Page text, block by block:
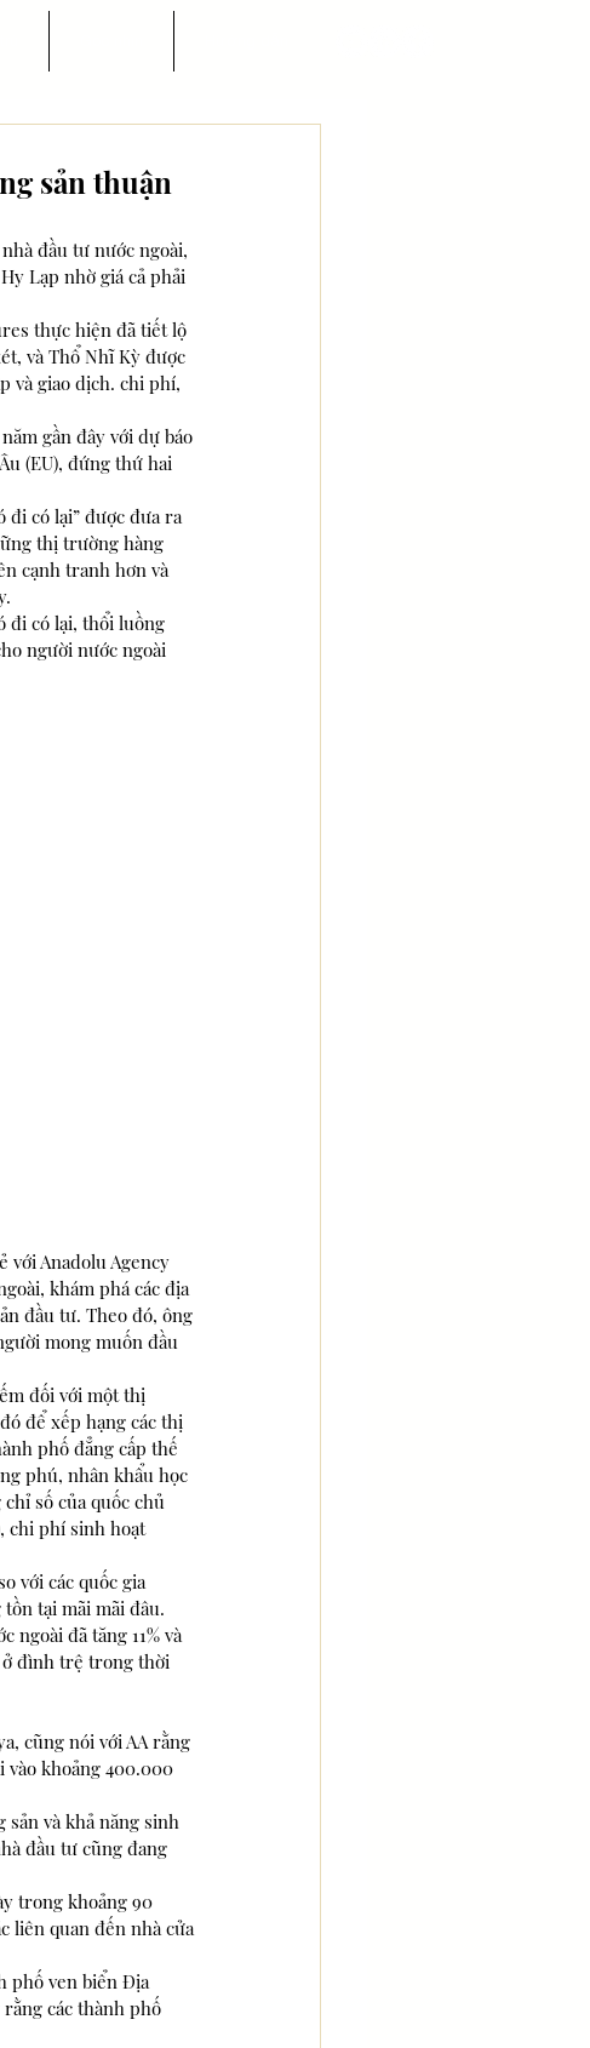
sản thuận
đầu tư nước ngoài,
Lạp nhờ giá cả phải
thực hiện đã tiết lộ
và Thổ Nhĩ Kỳ được
và giao dịch. chi phí,
gần đây với dự báo
(EU), đứng thứ hai
đi có lại” được đưa ra
thị trường hàng
cạnh tranh hơn và
đi có lại, thổi luồng
người nước ngoài
với Anadolu Agency
khám phá các địa
đầu tư. Theo đó, ông
mong muốn đầu
đối với một thị
để xếp hạng các thị
phố đẳng cấp thế
phú, nhân khẩu học
số của quốc chủ
chi phí sinh hoạt
với các quốc gia
tại mãi mãi đâu.
ngoài đã tăng 11% và
ở đình trệ trong thời
cũng nói với AA rằng
vào khoảng 400.000
và khả năng sinh
đầu tư cũng đang
trong khoảng 90
liên quan đến nhà cửa
phố ven biển Địa
các thành phố